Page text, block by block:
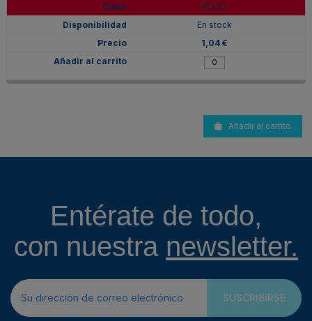
ROJO
En stock
1,04 €
Añadir al carrito
Entérate de todo,
con nuestra newsletter.
SUSCRIBIRSE